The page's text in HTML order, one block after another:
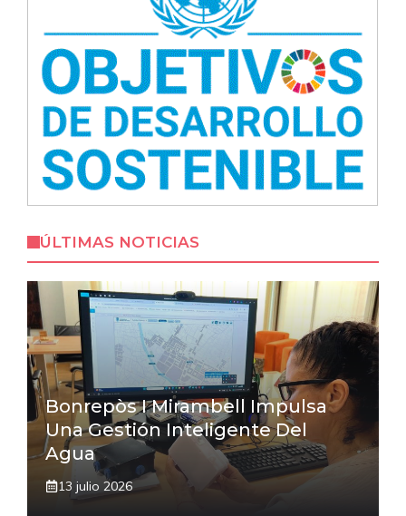
ÚLTIMAS NOTICIAS
Bonrepòs I Mirambell Impulsa
Una Gestión Inteligente Del
Agua
13 julio 2026